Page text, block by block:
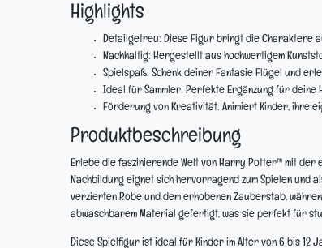
Highlights
Detailgetreu: Diese Figur bringt die Charaktere
Nachhaltig: Hergestellt aus hochwertigem
Spielspaß: Schenk deiner Fantasie Flügel und
Ideal für Sammler: Perfekte Ergänzung für deine
Förderung von Kreativität: Animiert Kinder, ihre
Produktbeschreibung
Erlebe die faszinierende Welt von Harry Potter™ mit der
Nachbildung eignet sich hervorragend zum Spielen und
verzierten Robe und dem erhobenen Zauberstab,
abwaschbarem Material gefertigt, was sie perfekt für
Diese Spielfigur ist ideal für Kinder im Alter von 6 bis 12